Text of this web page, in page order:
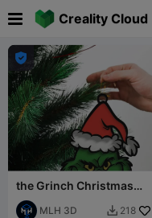
Creality Cloud

the Grinch Christmas
ornament
MLH 3D  218